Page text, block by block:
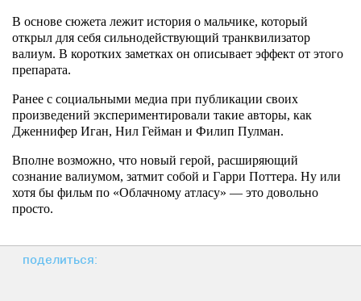
В основе сюжета лежит история о мальчике, который
открыл для себя сильнодействующий транквилизатор
валиум. В коротких заметках он описывает эффект от этого
препарата.
Ранее с социальными медиа при публикации своих
произведений экспериментировали такие авторы, как
Дженнифер Иган, Нил Гейман и Филип Пулман.
Вполне возможно, что новый герой, расширяющий
сознание валиумом, затмит собой и Гарри Поттера. Ну или
хотя бы фильм по «Облачному атласу» — это довольно
просто.
поделиться: